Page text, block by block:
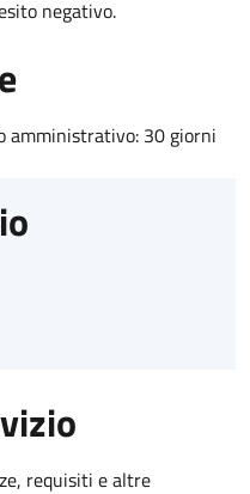
negativo.
amministrativo: 30 giorni
requisiti e altre